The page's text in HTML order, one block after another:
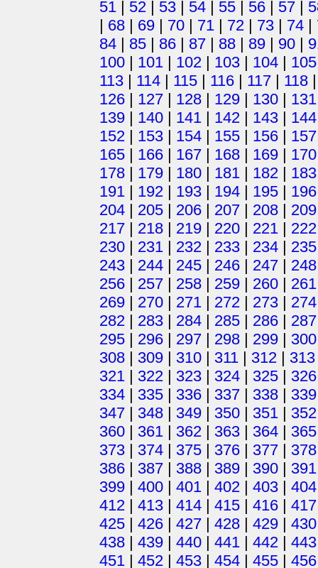
51 | 52 | 53 | 54 | 55 | 56 | 57 |
| 68 | 69 | 70 | 71 | 72 | 73 | 74 |
84 | 85 | 86 | 87 | 88 | 89 | 90 |
100 | 101 | 102 | 103 | 104 | 105
113 | 114 | 115 | 116 | 117 | 118
126 | 127 | 128 | 129 | 130 | 131
139 | 140 | 141 | 142 | 143 | 144
152 | 153 | 154 | 155 | 156 | 157
165 | 166 | 167 | 168 | 169 | 170
178 | 179 | 180 | 181 | 182 | 183
191 | 192 | 193 | 194 | 195 | 196
204 | 205 | 206 | 207 | 208 | 209
217 | 218 | 219 | 220 | 221 | 222
230 | 231 | 232 | 233 | 234 | 235
243 | 244 | 245 | 246 | 247 | 248
256 | 257 | 258 | 259 | 260 | 261
269 | 270 | 271 | 272 | 273 | 274
282 | 283 | 284 | 285 | 286 | 287
295 | 296 | 297 | 298 | 299 | 300
308 | 309 | 310 | 311 | 312 | 313
321 | 322 | 323 | 324 | 325 | 326
334 | 335 | 336 | 337 | 338 | 339
347 | 348 | 349 | 350 | 351 | 352
360 | 361 | 362 | 363 | 364 | 365
373 | 374 | 375 | 376 | 377 | 378
386 | 387 | 388 | 389 | 390 | 391
399 | 400 | 401 | 402 | 403 | 404
412 | 413 | 414 | 415 | 416 | 417
425 | 426 | 427 | 428 | 429 | 430
438 | 439 | 440 | 441 | 442 | 443
451 | 452 | 453 | 454 | 455 | 456